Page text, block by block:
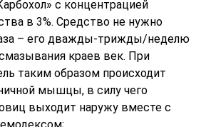
с концентрацией
в 3%. Средство не нужно
– его дважды-трижды/неделю
краев век. При
таким образом происходит
мышцы, в силу чего
выходит наружу вместе с